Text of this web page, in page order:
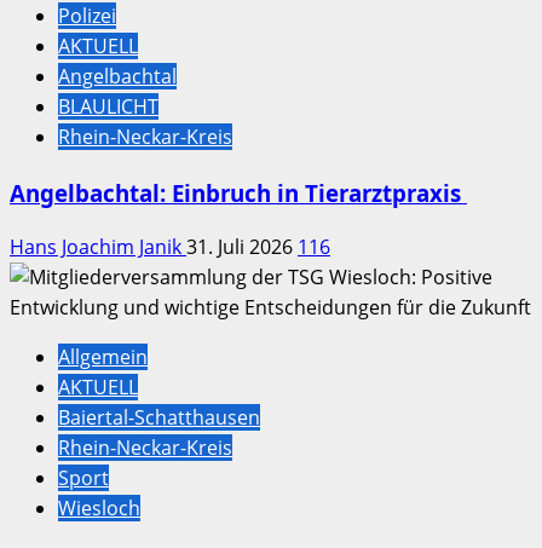
Polizei
AKTUELL
Angelbachtal
BLAULICHT
Rhein-Neckar-Kreis
Angelbachtal: Einbruch in Tierarztpraxis
Hans Joachim Janik31. Juli 2026 116
Allgemein
AKTUELL
Baiertal-Schatthausen
Rhein-Neckar-Kreis
Sport
Wiesloch